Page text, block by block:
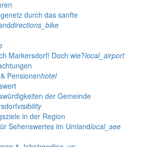
durch das sanfte
directions_bike
Markersdorf! Doch wie?local_airport
Pensionenhotel
der Gemeinde
visibility
in der Region
Sehenswertes im Umlandlocal_see